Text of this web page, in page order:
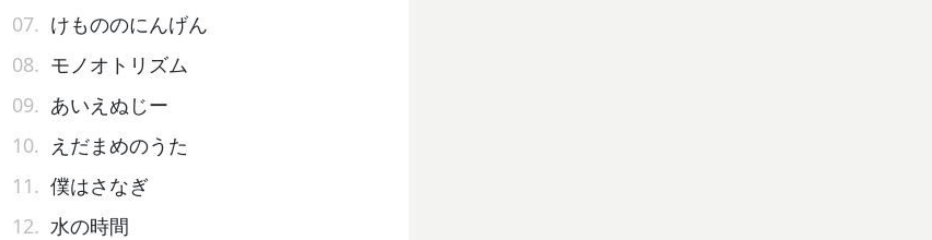
07. けもののにんげん
08. モノオトリズム
09. あいえぬじー
10. えだまめのうた
11. 僕はさなぎ
12. 水の時間